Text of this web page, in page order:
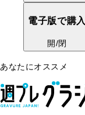
電子版で購入
開/閉
あなたにオススメ